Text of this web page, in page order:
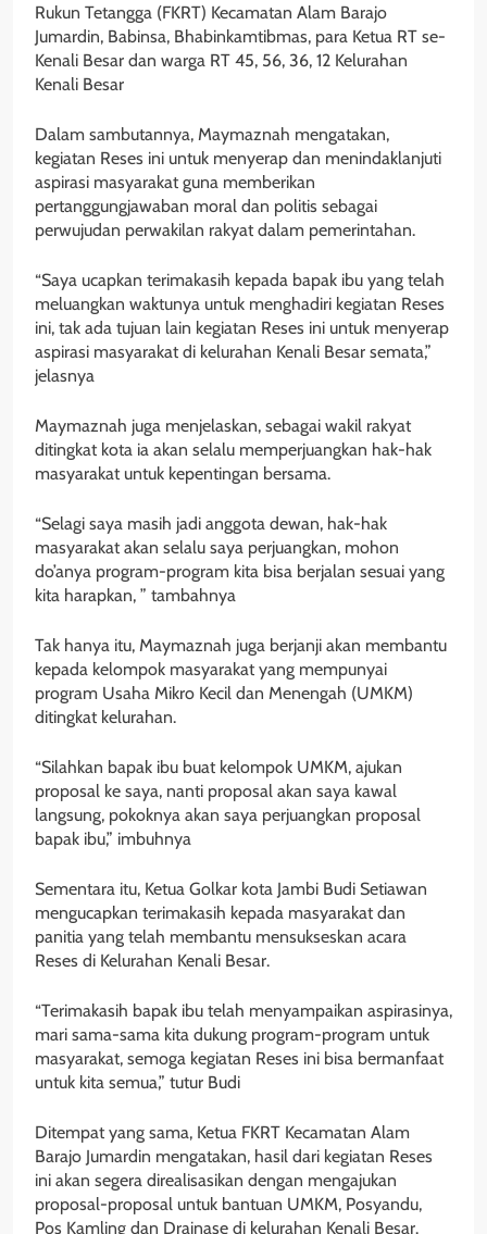
Rukun Tetangga (FKRT) Kecamatan Alam Barajo
Jumardin, Babinsa, Bhabinkamtibmas, para Ketua RT se-
Kenali Besar dan warga RT 45, 56, 36, 12 Kelurahan
Kenali Besar
Dalam sambutannya, Maymaznah mengatakan,
kegiatan Reses ini untuk menyerap dan menindaklanjuti
aspirasi masyarakat guna memberikan
pertanggungjawaban moral dan politis sebagai
perwujudan perwakilan rakyat dalam pemerintahan.
“Saya ucapkan terimakasih kepada bapak ibu yang telah
meluangkan waktunya untuk menghadiri kegiatan Reses
ini, tak ada tujuan lain kegiatan Reses ini untuk menyerap
aspirasi masyarakat di kelurahan Kenali Besar semata,”
jelasnya
Maymaznah juga menjelaskan, sebagai wakil rakyat
ditingkat kota ia akan selalu memperjuangkan hak-hak
masyarakat untuk kepentingan bersama.
“Selagi saya masih jadi anggota dewan, hak-hak
masyarakat akan selalu saya perjuangkan, mohon
do’anya program-program kita bisa berjalan sesuai yang
kita harapkan, ” tambahnya
Tak hanya itu, Maymaznah juga berjanji akan membantu
kepada kelompok masyarakat yang mempunyai
program Usaha Mikro Kecil dan Menengah (UMKM)
ditingkat kelurahan.
“Silahkan bapak ibu buat kelompok UMKM, ajukan
proposal ke saya, nanti proposal akan saya kawal
langsung, pokoknya akan saya perjuangkan proposal
bapak ibu,” imbuhnya
Sementara itu, Ketua Golkar kota Jambi Budi Setiawan
mengucapkan terimakasih kepada masyarakat dan
panitia yang telah membantu mensukseskan acara
Reses di Kelurahan Kenali Besar.
“Terimakasih bapak ibu telah menyampaikan aspirasinya,
mari sama-sama kita dukung program-program untuk
masyarakat, semoga kegiatan Reses ini bisa bermanfaat
untuk kita semua,” tutur Budi
Ditempat yang sama, Ketua FKRT Kecamatan Alam
Barajo Jumardin mengatakan, hasil dari kegiatan Reses
ini akan segera direalisasikan dengan mengajukan
proposal-proposal untuk bantuan UMKM, Posyandu,
Pos Kamling dan Drainase di kelurahan Kenali Besar.